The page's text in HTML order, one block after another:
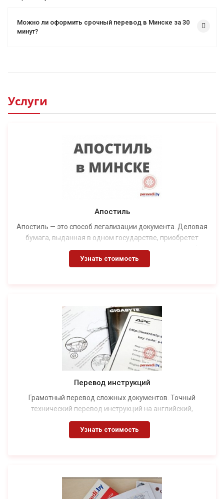
Можно ли оформить срочный перевод в Минске за 30
минут?
Услуги
Апостиль
Апостиль — это способ легализации документа. Деловая
бумага, выданная в одном государстве, приобретет
юридическую силу в другой стране только после особых
процедур, подтверждающих ее легитимность. Самый
процедуру — консульскую легализацию документов.
Узнать стоимость
Перевод инструкций
Грамотный перевод сложных документов. Точный
технический перевод инструкций на английский,
немецкий, испанский, китайский и другие языки.
Возможен срочный перевод.
Узнать стоимость